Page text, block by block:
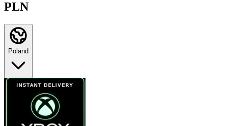
PLN
Poland